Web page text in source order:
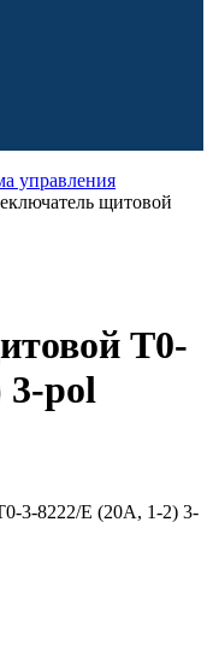
управления
щитовой
T0-
3-pol
3-8222/E (20А, 1-2) 3-